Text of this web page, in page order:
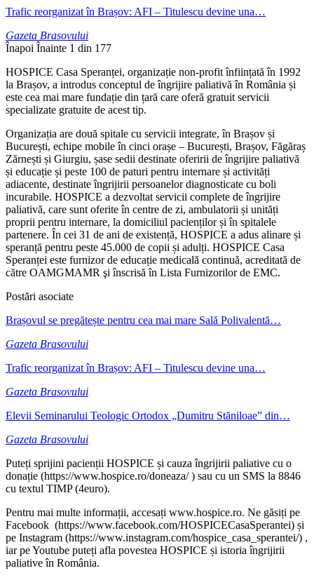
Trafic reorganizat în Brașov: AFI – Titulescu devine una…
Gazeta Brasovului
Înapoi Înainte 1 din 177
HOSPICE Casa Speranței, organizație non-profit înființată în 1992
la Brașov, a introdus conceptul de îngrijire paliativă în România și
este cea mai mare fundație din țară care oferă gratuit servicii
specializate gratuite de acest tip.
Organizația are două spitale cu servicii integrate, în Brașov și
București, echipe mobile în cinci orașe – București, Brașov, Făgăraș
Zărnești și Giurgiu, șase sedii destinate oferirii de îngrijire paliativă
și educație și peste 100 de paturi pentru internare și activități
adiacente, destinate îngrijirii persoanelor diagnosticate cu boli
incurabile. HOSPICE a dezvoltat servicii complete de îngrijire
paliativă, care sunt oferite în centre de zi, ambulatorii și unități
proprii pentru internare, la domiciliul pacienților și în spitalele
partenere. În cei 31 de ani de existență, HOSPICE a adus alinare și
speranță pentru peste 45.000 de copii și adulți. HOSPICE Casa
Speranței este furnizor de educație medicală continuă, acreditată de
către OAMGMAMR şi înscrisă în Lista Furnizorilor de EMC.
Postări asociate
Brașovul se pregătește pentru cea mai mare Sală Polivalentă…
Gazeta Brasovului
Trafic reorganizat în Brașov: AFI – Titulescu devine una…
Gazeta Brasovului
Elevii Seminarului Teologic Ortodox „Dumitru Stăniloae” din…
Gazeta Brasovului
Puteți sprijini pacienții HOSPICE și cauza îngrijirii paliative cu o
donație (https://www.hospice.ro/doneaza/ ) sau cu un SMS la 8846
cu textul TIMP (4euro).
Pentru mai multe informații, accesați www.hospice.ro. Ne găsiți pe
Facebook (https://www.facebook.com/HOSPICECasaSperantei) și
pe Instagram (https://www.instagram.com/hospice_casa_sperantei/) ,
iar pe Youtube puteți afla povestea HOSPICE și istoria îngrijirii
paliative în România.